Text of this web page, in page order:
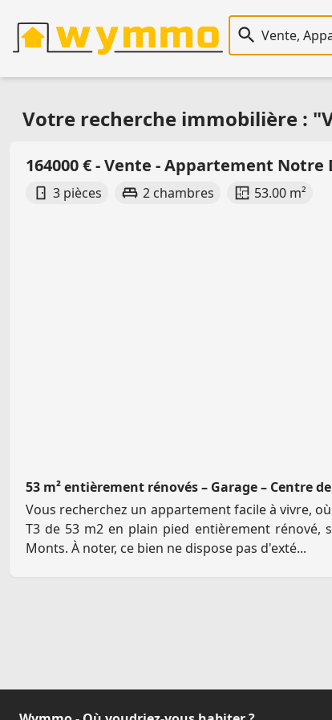
Recherche
Votre recherche immobilière :
164000 € - Vente - Appartement Notre
3 pièces 2 chambres 53.00 m²
53 m² entièrement rénovés – Garage – Centre
Vous recherchez un appartement facile à vivre,
T3 de 53 m2 en plain pied entièrement rénové,
Monts. À noter, ce bien ne dispose pas d'exté...